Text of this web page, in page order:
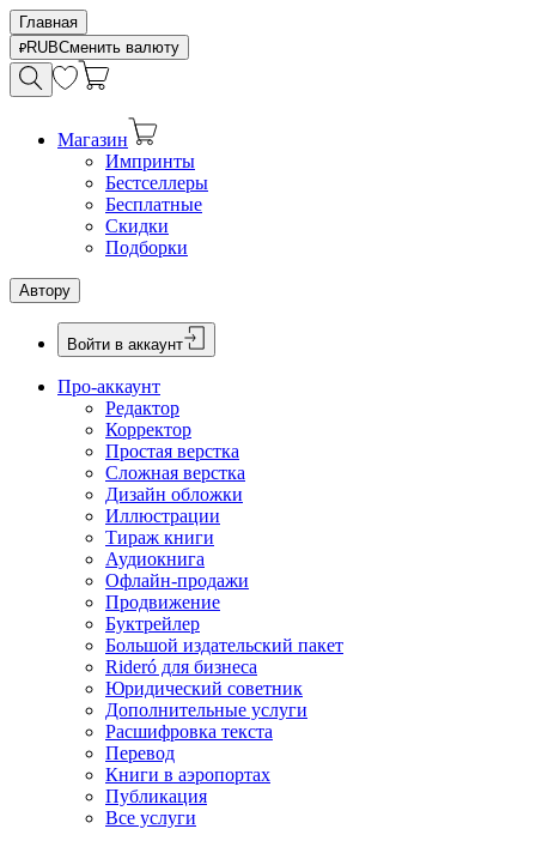
Главная
RUBСменить валюту
Магазин
Импринты
Бестселлеры
Бесплатные
Скидки
Подборки
Автору
Войти в аккаунт
Про-аккаунт
Редактор
Корректор
Простая верстка
Сложная верстка
Дизайн обложки
Иллюстрации
Тираж книги
Аудиокнига
Офлайн-продажи
Продвижение
Буктрейлер
Большой издательский пакет
Rideró для бизнеса
Юридический советник
Дополнительные услуги
Расшифровка текста
Перевод
Книги в аэропортах
Публикация
Все услуги